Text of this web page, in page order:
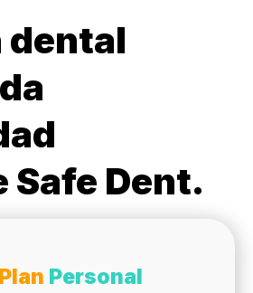
dental
Safe Dent.
Personal